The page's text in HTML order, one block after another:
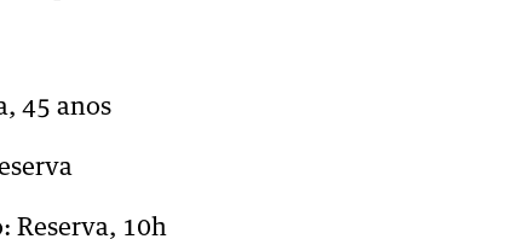
45 anos
Reserva, 10h